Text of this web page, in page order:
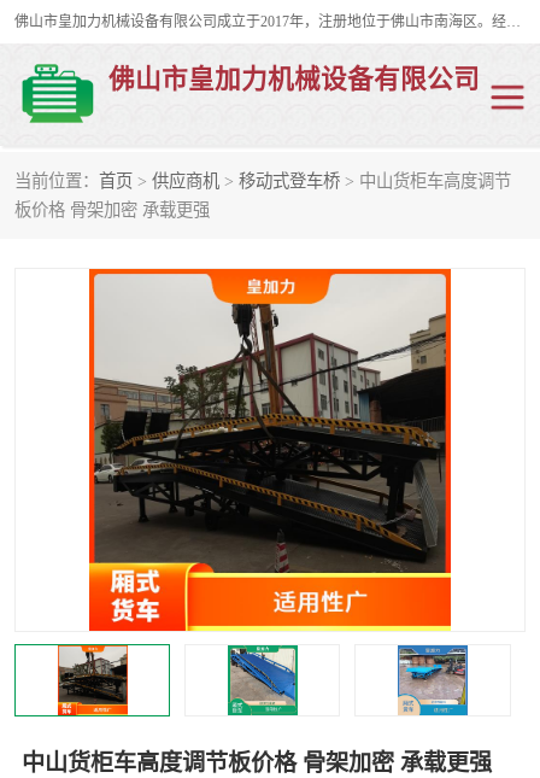
佛山市皇加力机械设备有限公司成立于2017年，注册地位于佛山市南海区。经营范围包括：其他机械设备及电子产品批发、电气设备批发、贸易代理、五金产品批发等；主要产品有：移动式登车桥、叉车装卸货平台、移动式升降机、升降货梯、油桶夹具、电动堆高车。
佛山市皇加力机械设备有限公司
当前位置： 首页 > 供应商机 > 移动式登车桥 > 中山货柜车高度调节
板价格 骨架加密 承载更强
中山货柜车高度调节板价格 骨架加密 承载更强
移动式登车桥
步行式电动堆高车 移动登车台
电动搬运车
移动式升降平台 升降货梯
集装箱装柜平台 油桶夹具